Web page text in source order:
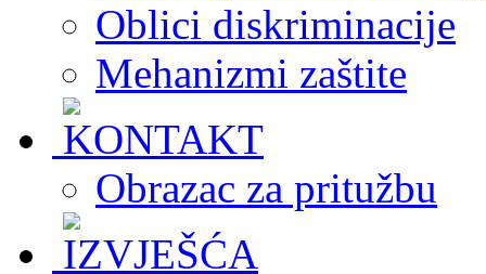
Oblici diskriminacije
Mehanizmi zaštite
Obrazac za pritužbu